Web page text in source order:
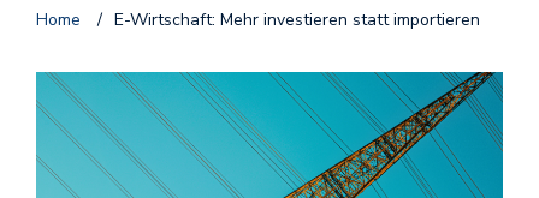
Home / E-Wirtschaft: Mehr investieren statt importieren